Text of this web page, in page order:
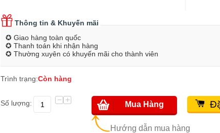
Thông tin & Khuyến mãi
✪ Giao hàng toàn quốc
✪ Thanh toán khi nhận hàng
✪ Thường xuyên có khuyến mãi cho thành viên
Trình trạng:Còn hàng
Số lượng: +
−
Hướng dẫn mua hàng
Mua Hàng